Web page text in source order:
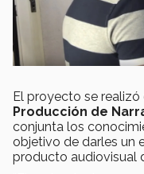
El proyecto se realizó
Producción de
conjunta los
objetivo de darles un
producto audiovisual